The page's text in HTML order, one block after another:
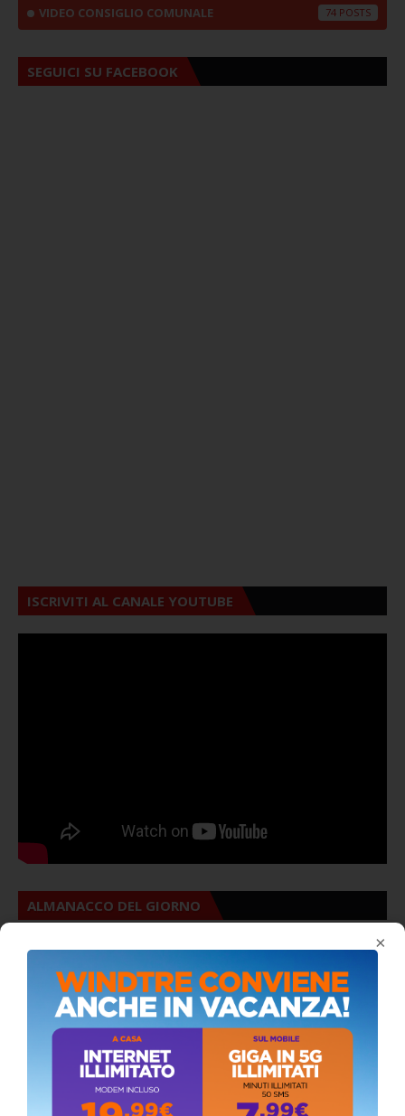
×
VIDEO CONSIGLIO COMUNALE 74
SEGUICI SU FACEBOOK
ISCRIVITI AL CANALE YOUTUBE
ALMANACCO DEL GIORNO